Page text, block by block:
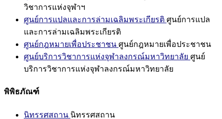
วิชาการแห่งจุฬาฯ
ศูนย์การแปลและการล่ามเฉลิมพระเกียรติ ศูนย์การแปล
และการล่ามเฉลิมพระเกียรติ
ศูนย์กฎหมายเพื่อประชาชน ศูนย์กฎหมายเพื่อประชาชน
ศูนย์บริการวิชาการแห่งจุฬาลงกรณ์มหาวิทยาลัย ศูนย์
บริการวิชาการแห่งจุฬาลงกรณ์มหาวิทยาลัย
พิพิธภัณฑ์
นิทรรศสถาน นิทรรศสถาน